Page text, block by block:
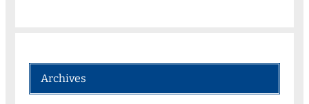
Archives